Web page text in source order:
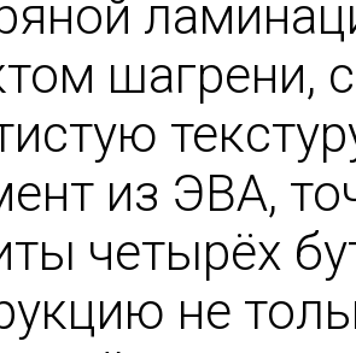
шагрени,
из ЭВА,
четырёх
не